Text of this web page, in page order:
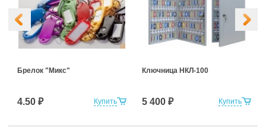
Купить
Брелок "Микс"
4.50 ₽ Купить
Ключница НКЛ-100
5 400 ₽